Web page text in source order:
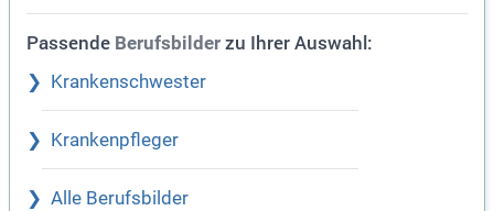
Passende Berufsbilder zu Ihrer Auswahl:
Krankenschwester
Krankenpfleger
Alle Berufsbilder